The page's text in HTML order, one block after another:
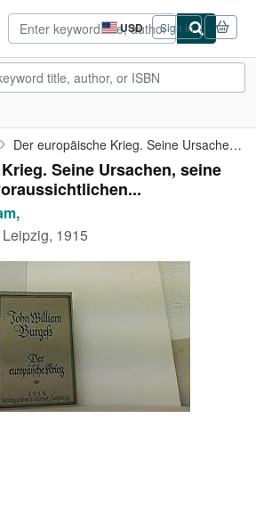
USD
Site
shopping
preferences
Sign in
Der europäische Krieg. Seine Ursachen, seine Ziele und seine ...
Seine Ursachen, seine
1915